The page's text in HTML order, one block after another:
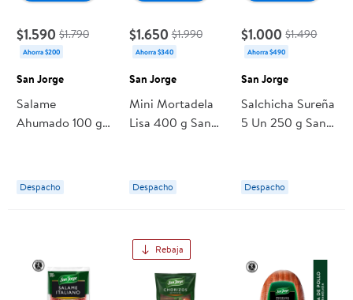
$1.590 $1.790
Ahorra $200
San Jorge
Salame
Ahumado 100 gr
Despacho
$1.650 $1.990
Ahorra $340
San Jorge
Mini Mortadela
Lisa 400 g San
Despacho
$1.000 $1.490
Ahorra $490
San Jorge
Salchicha Sureña
5 Un 250 g San
Despacho
Rebaja